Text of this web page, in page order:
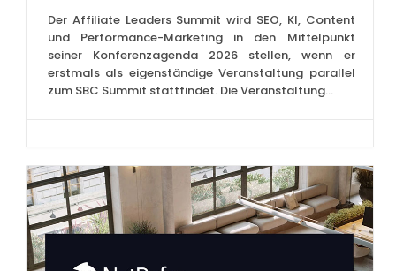
Der Affiliate Leaders Summit wird SEO, KI, Content
und Performance-Marketing in den Mittelpunkt
seiner Konferenzagenda 2026 stellen, wenn er
erstmals als eigenständige Veranstaltung parallel
zum SBC Summit stattfindet. Die Veranstaltung...